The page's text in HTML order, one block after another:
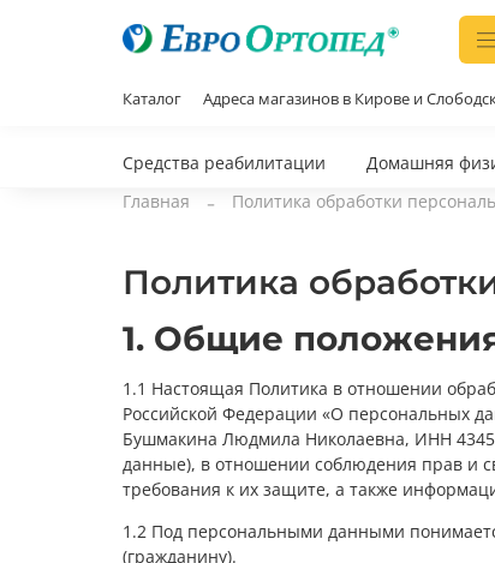
Каталог Адреса магазинов в Кирове и
Средства реабилитации Домашняя
Главная
Политика обработки
Политика
1. Общие
1.1 Настоящая Политика в отношении
Российской Федерации «О персональных
Бушмакина Людмила Николаевна, ИНН
данные), в отношении соблюдения прав и
требования к их защите, а также
1.2 Под персональными данными
(гражданину).